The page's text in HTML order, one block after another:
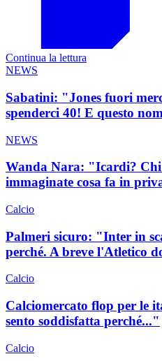
Continua la lettura
NEWS
Sabatini: "Jones fuori
spenderci 40! E questo
NEWS
Wanda Nara: "Icardi? Chi
immaginate cosa fa in
Calcio
Palmeri sicuro: "Inter in
perché. A breve l'Atletico
Calcio
Calciomercato flop per le
sento soddisfatta perché..."
Calcio